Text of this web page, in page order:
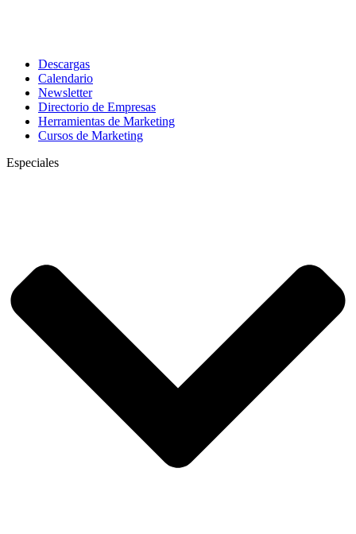
Descargas
Calendario
Newsletter
Directorio de Empresas
Herramientas de Marketing
Cursos de Marketing
Especiales